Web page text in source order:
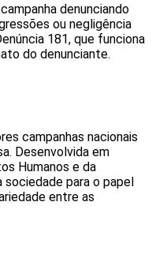
denunciando
ou negligência
181, que funciona
do denunciante.
campanhas nacionais
Desenvolvida em
Humanos e da
sociedade para o papel
entre as